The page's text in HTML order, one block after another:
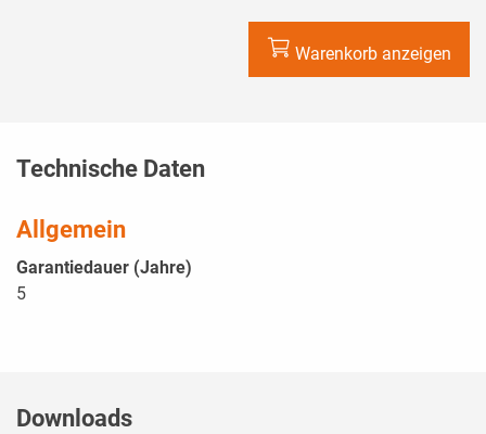
Warenkorb anzeigen
Technische Daten
Allgemein
Garantiedauer (Jahre)
5
Downloads